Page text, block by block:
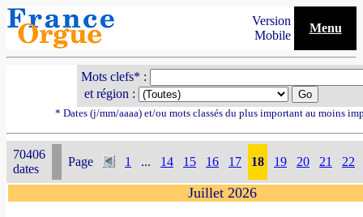
Version
Mobile
Menu
Mots clefs* :
et région :
* Dates (j/mm/aaaa) et/ou mots classés du plus important au moins
70406
dates
Page 1 ... 14 15 16 17 18 19 20 21 22
Juillet 2026